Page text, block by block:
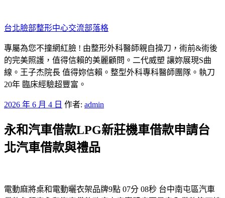
至
主
要
內
容
台北臉部整形中心交流部落格
專屬為您不撞網紅臉 ! 由整形外科醫師親自操刀，術前&術後
的完美照護，值得信賴的美麗顧問。二代威塑 讓妳展現S曲
線。王子杰院長 值得妳信賴。整型外科專科醫師團隊。執刀
20年 臨床經驗超豐富。
發
於
2026 年 6 月 4 日 作者: admin
永和汽車借款LPG新莊機車借款申請台
北汽車借款與禮品
電動麻將桌和電動曬衣架品牌9點 07分 08秒 台中南屯區汽車